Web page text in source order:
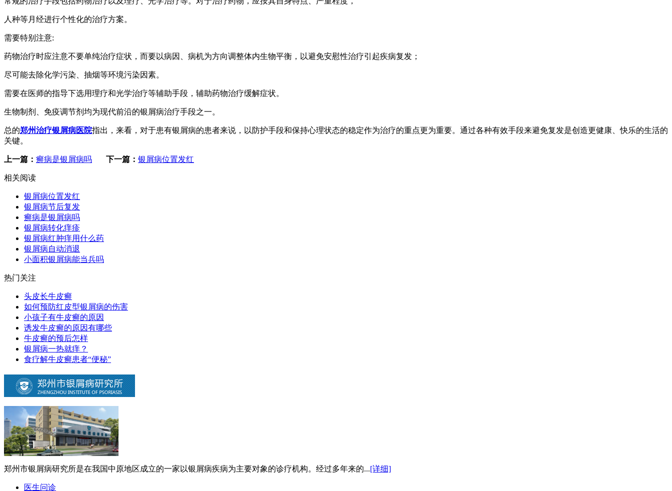
人种等月经进行个性化的治疗方案。
需要特别注意:
药物治疗时应注意不要单纯治疗症状，而要以病因、病机为方向调整体内生物平衡，以避免安慰性治疗引起疾病复发；
尽可能去除化学污染、抽烟等环境污染因素。
需要在医师的指导下选用理疗和光学治疗等辅助手段，辅助药物治疗缓解症状。
生物制剂、免疫调节剂均为现代前沿的银屑病治疗手段之一。
总的郑州治疗银屑病医院指出，来看，对于患有银屑病的患者来说，以防护手段和保持心理状态的稳定作为治疗的重点更为重要。通过各种有效手段来避免复发是创造更健康、快乐的生活的
关键。
上一篇： 癣病是银屑病吗 下一篇： 银屑病位置发红
相关阅读
银屑病位置发红
银屑病节后复发
癣病是银屑病吗
银屑病转化痒疹
银屑病红肿痒用什么药
银屑病自动消退
小面积银屑病能当兵吗
热门关注
头皮长牛皮癣
如何预防红皮型银屑病的伤害
小孩子有牛皮癣的原因
诱发牛皮癣的原因有哪些
牛皮癣的预后怎样
银屑病一热就痒？
食疗解牛皮癣患者“便秘”
郑州市银屑病研究所是在我国中原地区成立的一家以银屑病疾病为主要对象的诊疗机构。经过多年来的...[详细]
医生问诊